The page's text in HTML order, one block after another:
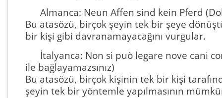
Almanca: Neun Affen sind kein Pferd
Bu atasözü, birçok şeyin tek bir şeye
bir kişi gibi davranamayacağını vurgular.
İtalyanca: Non si può legare nove cani
ile bağlayamazsınız)
Bu atasözü, birçok kişinin tek bir kişi
şeyin tek bir yöntemle yapılmasının